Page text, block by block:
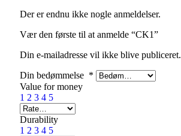
Der er endnu ikke nogle anmeldelser.
Vær den første til at anmelde “CK1”
Din e-mailadresse vil ikke blive publiceret.
Din bedømmelse *
Value for money
1 2 3 4 5
Durability
1 2 3 4 5